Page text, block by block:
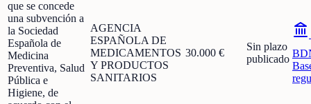
que se concede
una subvención a
la Sociedad
Española de
Medicina
Preventiva, Salud
Pública e
Higiene, de
AGENCIA
ESPAÑOLA DE
MEDICAMENTOS
Y PRODUCTOS
SANITARIOS
30.000 €
Sin plazo
publicado